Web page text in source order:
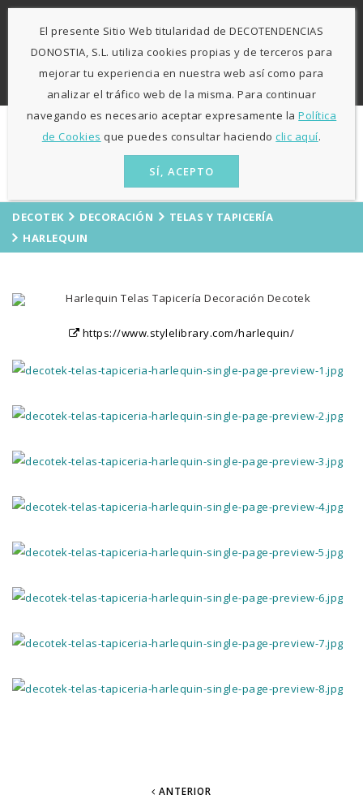
L-V: 9:30h - 13h / 15:30h - 19:30h S: 10h30 - 13h
DECOTEK DECORACIÓN
TELAS Y TAPICERÍA
HARLEQUIN
https://www.stylelibrary.com/harlequin/
ANTERIOR
El presente Sitio Web titularidad de DECOTENDENCIAS
DONOSTIA, S.L. utiliza cookies propias y de terceros para
mejorar tu experiencia en nuestra web así como para
analizar el tráfico web de la misma. Para continuar
navegando es necesario aceptar expresamente laPolítica
de Cookies que puedes consultar haciendoclic aquí.
SÍ, ACEPTO